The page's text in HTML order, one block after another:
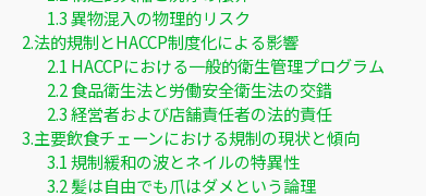
1.3 異物混入の物理的リスク
2.法的規制とHACCP制度化による影響
2.1 HACCPにおける一般的衛生管理プログラム
2.2 食品衛生法と労働安全衛生法の交錯
2.3 経営者および店舗責任者の法的責任
3.主要飲食チェーンにおける規制の現状と傾向
3.1 規制緩和の波とネイルの特異性
3.2 髪は自由でも爪はダメという論理